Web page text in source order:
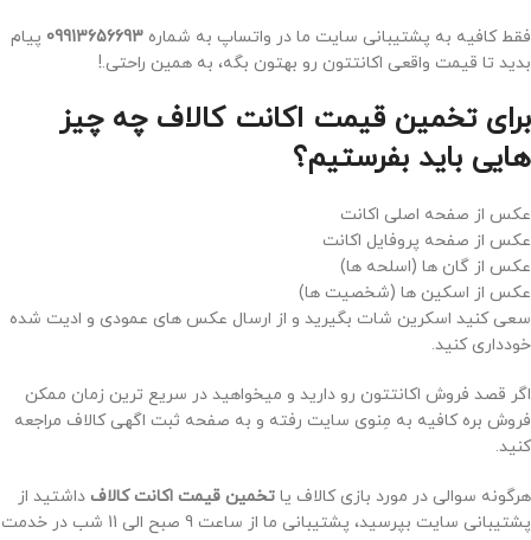
فقط کافیه به پشتیبانی سایت ما در واتساپ به شماره 09913656693 پیام
بدید تا قیمت واقعی اکانتتون رو بهتون بگه، به همین راحتی.!
برای تخمین قیمت اکانت کالاف چه چیز
هایی باید بفرستیم؟
عکس از صفحه اصلی اکانت
عکس از صفحه پروفایل اکانت
عکس از گان ها (اسلحه ها)
عکس از اسکین ها (شخصیت ها)
سعی کنید اسکرین شات بگیرید و از ارسال عکس های عمودی و ادیت شده
خودداری کنید.
اگر قصد فروش اکانتتون رو دارید و میخواهید در سریع ترین زمان ممکن
فروش بره کافیه به مِنوی سایت رفته و به صفحه ثبت اگهی کالاف مراجعه
کنید.
هرگونه سوالی در مورد بازی کالاف یا تخمین قیمت اکانت کالاف داشتید از
پشتیبانی سایت بپرسید، پشتیبانی ما از ساعت 9 صبح الی 11 شب در خدمت